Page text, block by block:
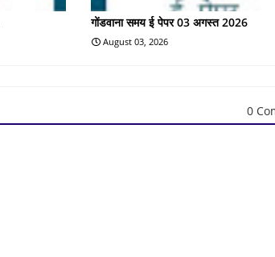
गोंडवाना समय ई पेपर 03 अगस्त 2026
August 03, 2026
0